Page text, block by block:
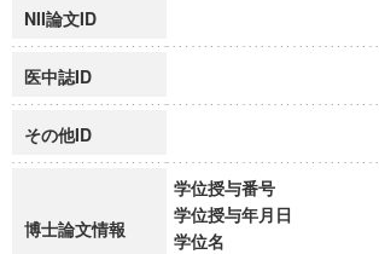
NII論文ID
医中誌ID
その他ID
博士論文情報
学位授与番号
学位授与年月日
学位名